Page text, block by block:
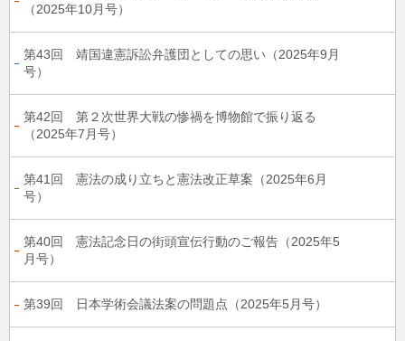
（2025年10月号）
第43回 靖国違憲訴訟弁護団としての思い（2025年9月
号）
第42回 第２次世界大戦の惨禍を博物館で振り返る
（2025年7月号）
第41回 憲法の成り立ちと憲法改正草案（2025年6月
号）
第40回 憲法記念日の街頭宣伝行動のご報告（2025年5
月号）
第39回 日本学術会議法案の問題点（2025年5月号）